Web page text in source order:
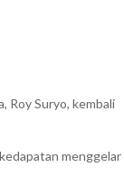
Roy Suryo, kembali
menggelar